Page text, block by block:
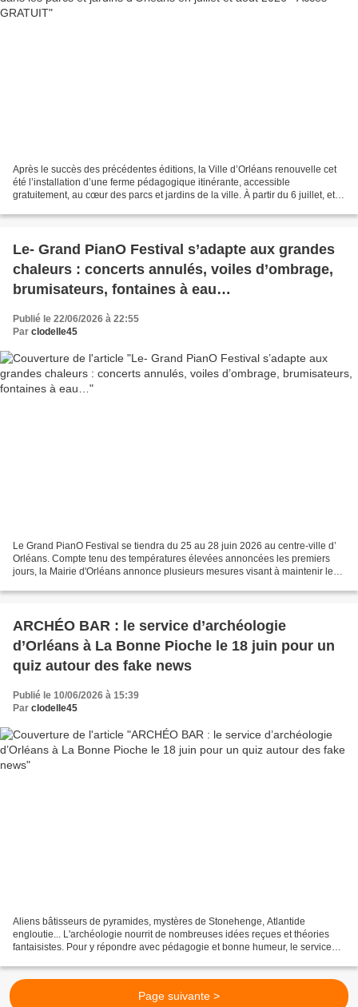
Après le succès des précédentes éditions, la Ville d’Orléans renouvelle cet
été l’installation d’une ferme pédagogique itinérante, accessible
gratuitement, au cœur des parcs et jardins de la ville. À partir du 6 juillet, et
Le- Grand PianO Festival s’adapte aux grandes
chaleurs : concerts annulés, voiles d’ombrage,
brumisateurs, fontaines à eau…
Publié le 22/06/2026 à 22:55
Par clodelle45
Le Grand PianO Festival se tiendra du 25 au 28 juin 2026 au centre-ville d’
Orléans. Compte tenu des températures élevées annoncées les premiers
jours, la Mairie d'Orléans annonce plusieurs mesures visant à maintenir les
ARCHÉO BAR : le service d’archéologie
d’Orléans à La Bonne Pioche le 18 juin pour un
quiz autour des fake news
Publié le 10/06/2026 à 15:39
Par clodelle45
Aliens bâtisseurs de pyramides, mystères de Stonehenge, Atlantide
engloutie... L'archéologie nourrit de nombreuses idées reçues et théories
fantaisistes. Pour y répondre avec pédagogie et bonne humeur, le service
Page suivante >